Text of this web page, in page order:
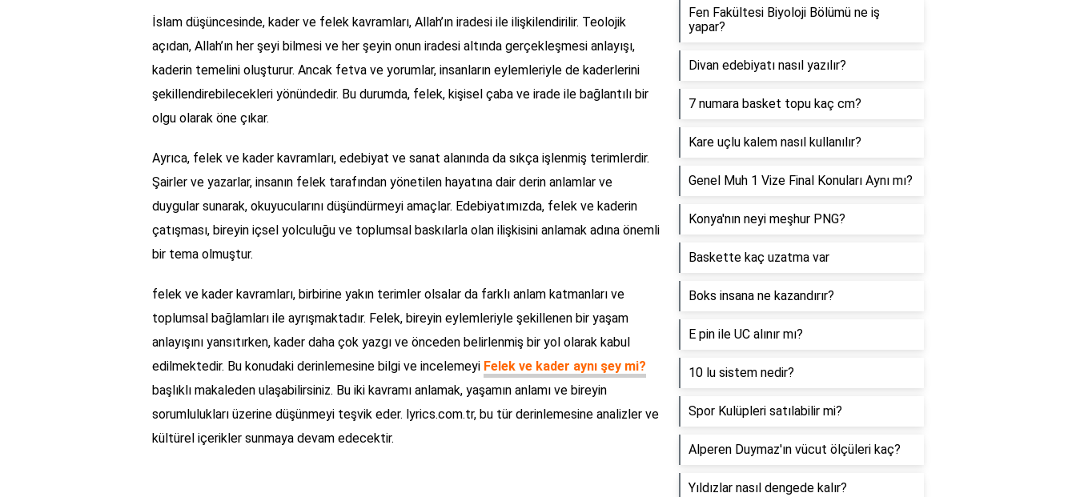
İslam düşüncesinde, kader ve felek kavramları, Allah’ın iradesi ile ilişkilendirilir. Teolojik
açıdan, Allah’ın her şeyi bilmesi ve her şeyin onun iradesi altında gerçekleşmesi anlayışı,
kaderin temelini oluşturur. Ancak fetva ve yorumlar, insanların eylemleriyle de kaderlerini
şekillendirebilecekleri yönündedir. Bu durumda, felek, kişisel çaba ve irade ile bağlantılı bir
olgu olarak öne çıkar.
Ayrıca, felek ve kader kavramları, edebiyat ve sanat alanında da sıkça işlenmiş terimlerdir.
Şairler ve yazarlar, insanın felek tarafından yönetilen hayatına dair derin anlamlar ve
duygular sunarak, okuyucularını düşündürmeyi amaçlar. Edebiyatımızda, felek ve kaderin
çatışması, bireyin içsel yolculuğu ve toplumsal baskılarla olan ilişkisini anlamak adına önemli
bir tema olmuştur.
felek ve kader kavramları, birbirine yakın terimler olsalar da farklı anlam katmanları ve
toplumsal bağlamları ile ayrışmaktadır. Felek, bireyin eylemleriyle şekillenen bir yaşam
anlayışını yansıtırken, kader daha çok yazgı ve önceden belirlenmiş bir yol olarak kabul
edilmektedir. Bu konudaki derinlemesine bilgi ve incelemeyi Felek ve kader aynı şey mi?
başlıklı makaleden ulaşabilirsiniz. Bu iki kavramı anlamak, yaşamın anlamı ve bireyin
sorumlulukları üzerine düşünmeyi teşvik eder. lyrics.com.tr, bu tür derinlemesine analizler ve
kültürel içerikler sunmaya devam edecektir.
Fen Fakültesi Biyoloji Bölümü ne iş
yapar?
Divan edebiyatı nasıl yazılır?
7 numara basket topu kaç cm?
Kare uçlu kalem nasıl kullanılır?
Genel Muh 1 Vize Final Konuları Aynı mı?
Konya'nın neyi meşhur PNG?
Baskette kaç uzatma var
Boks insana ne kazandırır?
E pin ile UC alınır mı?
10 lu sistem nedir?
Spor Kulüpleri satılabilir mi?
Alperen Duymaz'ın vücut ölçüleri kaç?
Yıldızlar nasıl dengede kalır?